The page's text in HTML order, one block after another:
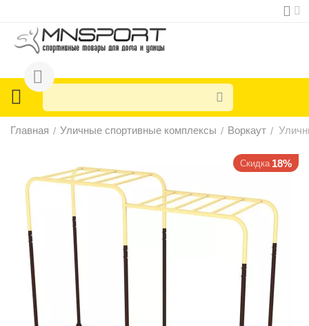
Главная / Уличные спортивные комплексы / Воркаут /
Скидка 18%